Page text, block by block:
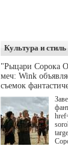
Культура и стиль
"Рыцари Сорока
меч: Wink
съемок